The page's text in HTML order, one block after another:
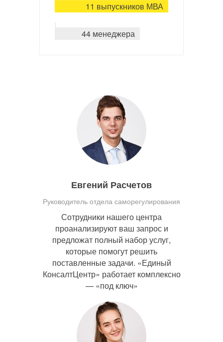
11 выпускников МВА
44 менеджера
Евгений Расчетов
Руководитель отдела саморегулирования
Сотрудники нашего центра
проанализируют ваш запрос и
предложат полный набор услуг,
которые помогут решить
поставленные задачи. «Единый
КонсалтЦентр» работает комплексно
— «под ключ»